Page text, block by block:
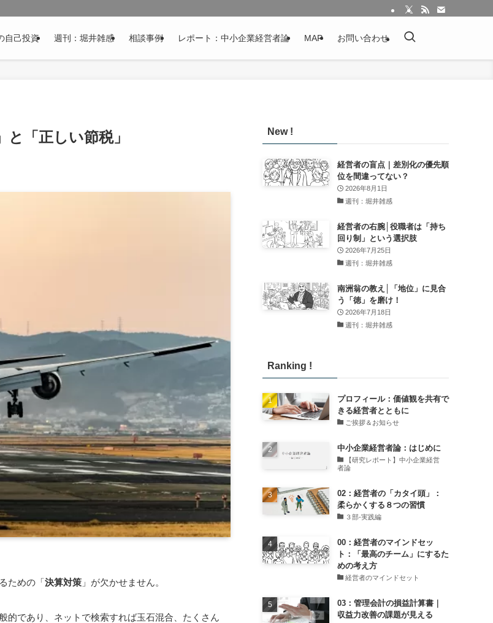
自己投資 週刊：堀井雑感 相談事例 レポート：中小企業経営者論 MAP お問い合わせ
「正しい節税」
ための「決算対策 」が欠かせません。
的であり、ネットで検索すれば玉石混合、たくさん
New !
経営者の盲点｜差別化の優先順
位を間違ってない？
2026年8月1日
週刊：堀井雑感
経営者の右腕│役職者は「持ち
回り制」という選択肢
2026年7月25日
週刊：堀井雑感
南洲翁の教え│「地位」に見合
う「徳」を磨け！
2026年7月18日
週刊：堀井雑感
Ranking !
プロフィール：価値観を共有で
きる経営者とともに
ご挨拶＆お知らせ
中小企業経営者論：はじめに
【研究レポート】中小企業経営
者論
02：経営者の「カタイ頭」：
柔らかくする８つの習慣
３部-実践編
00：経営者のマインドセッ
ト：「最高のチーム」にするた
めの考え方
経営者のマインドセット
03：管理会計の損益計算書｜
収益力改善の課題が見える